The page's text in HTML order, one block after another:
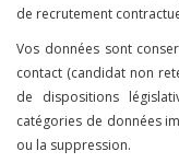
de recrutement
Vos données sont
contact (candidat non
de dispositions
catégories de données
ou la suppression.